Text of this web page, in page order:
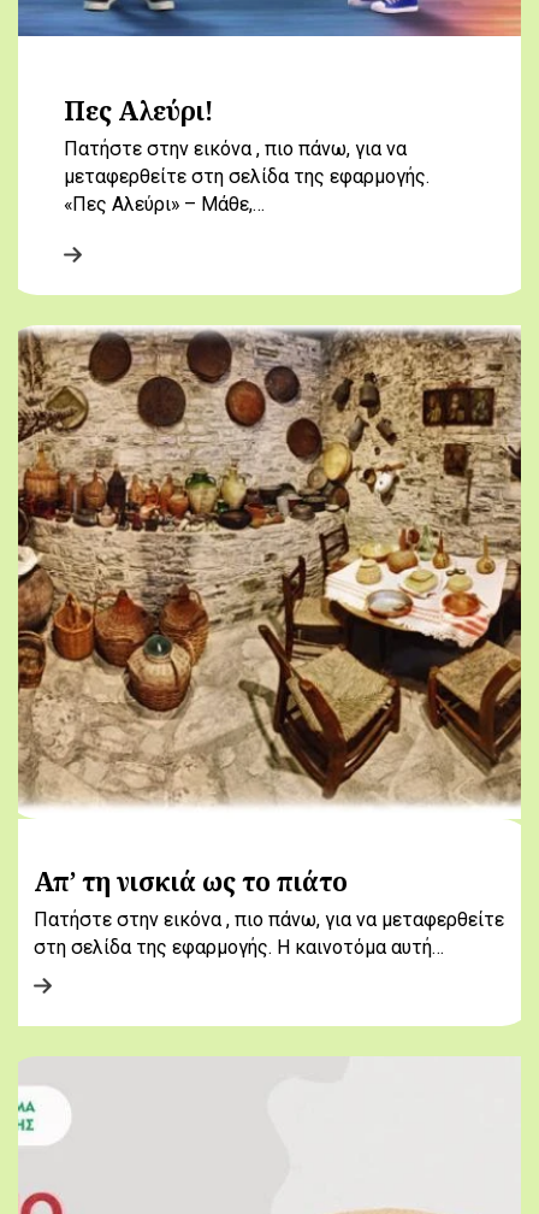
Πες Αλεύρι!
Πατήστε στην εικόνα , πιο πάνω, για να
μεταφερθείτε στη σελίδα της εφαρμογής.
«Πες Αλεύρι» – Μάθε,…
Απ’ τη νισκιά ως το πιάτο
Πατήστε στην εικόνα , πιο πάνω, για να μεταφερθείτε
στη σελίδα της εφαρμογής. Η καινοτόμα αυτή…